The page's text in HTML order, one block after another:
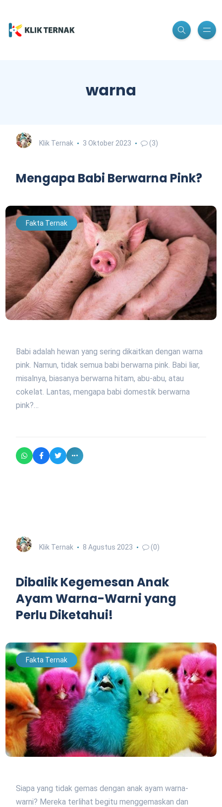
warna
Klik Ternak 3 Oktober 2023 (3)
Mengapa Babi Berwarna Pink?
Fakta Ternak
Babi adalah hewan yang sering dikaitkan dengan warna
pink. Namun, tidak semua babi berwarna pink. Babi liar,
misalnya, biasanya berwarna hitam, abu-abu, atau
cokelat. Lantas, mengapa babi domestik berwarna
pink?…
Klik Ternak 8 Agustus 2023 (0)
Dibalik Kegemesan Anak
Ayam Warna-Warni yang
Perlu Diketahui!
Fakta Ternak
Siapa yang tidak gemas dengan anak ayam warna-
warni? Mereka terlihat begitu menggemaskan dan